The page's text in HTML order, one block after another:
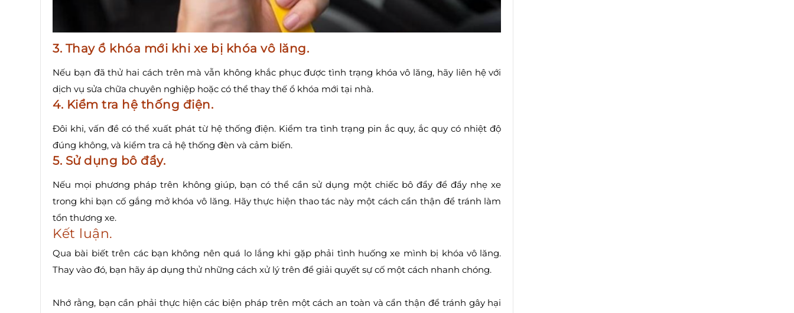
3. Thay ổ khóa mới khi xe bị khóa vô lăng.
Nếu bạn đã thử hai cách trên mà vẫn không khắc phục được tình trạng khóa vô lăng, hãy liên hệ với
dịch vụ sửa chữa chuyên nghiệp hoặc có thể thay thế ổ khóa mới tại nhà.
4. Kiểm tra hệ thống điện.
Đôi khi, vấn đề có thể xuất phát từ hệ thống điện. Kiểm tra tình trạng pin ắc quy, ắc quy có nhiệt độ
đúng không, và kiểm tra cả hệ thống đèn và cảm biến.
5. Sử dụng bô đẩy.
Nếu mọi phương pháp trên không giúp, bạn có thể cần sử dụng một chiếc bô đẩy để đẩy nhẹ xe
trong khi bạn cố gắng mở khóa vô lăng. Hãy thực hiện thao tác này một cách cẩn thận để tránh làm
tổn thương xe.
Kết luận.
Qua bài biết trên các bạn không nên quá lo lắng khi gặp phải tình huống xe mình bị khóa vô lăng.
Thay vào đó, bạn hãy áp dụng thử những cách xử lý trên để giải quyết sự cố một cách nhanh chóng.
Nhớ rằng, bạn cần phải thực hiện các biện pháp trên một cách an toàn và cẩn thận để tránh gây hại